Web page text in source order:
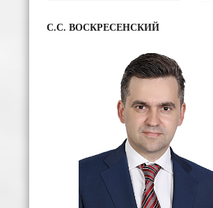
С.С. ВОСКРЕСЕНСКИЙ